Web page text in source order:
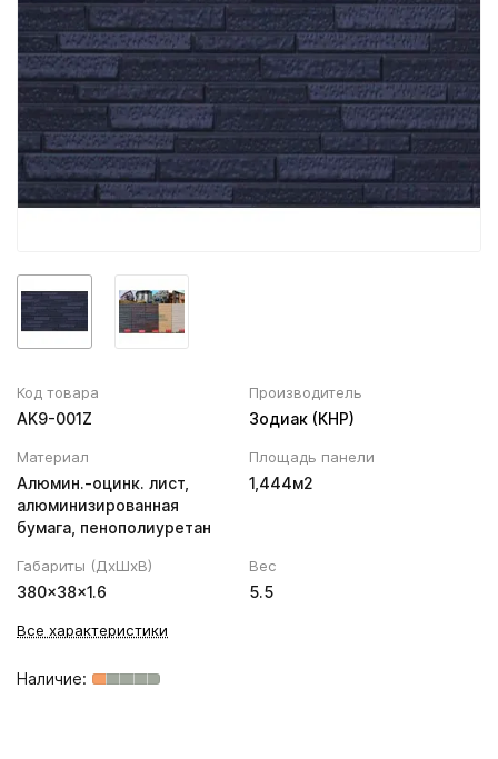
Вентиляционный выход
Колпаки, Проходы, Вент.ленты
Муфта трубы
Соединитель желоба
Трубы водосточные
Угол желоба
ХВОЙНАЯ фанера НЕ ШЛИФОВАННАЯ
Код товара
AK9-001Z
Производитель
Зодиак (КНР)
Материал
Алюмин.-оцинк. лист,
алюминизированная
бумага, пенополиуретан
Площадь панели
1,444м2
Габариты (ДхШхВ)
380×38×1.6
Вес
5.5
Все характеристики